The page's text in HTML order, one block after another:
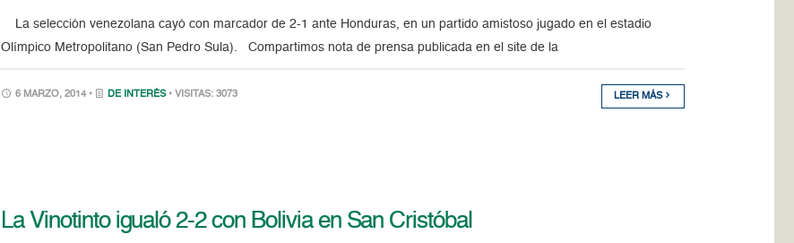
La selección venezolana cayó con marcador de 2-1 ante Honduras, en un partido amistoso jugado en el estadio
Olímpico Metropolitano (San Pedro Sula). Compartimos nota de prensa publicada en el site de la
6 MARZO, 2014 • DE INTERÉS • VISITAS: 3073 LEER MÁS
La Vinotinto igualó 2-2 con Bolivia en San Cristóbal